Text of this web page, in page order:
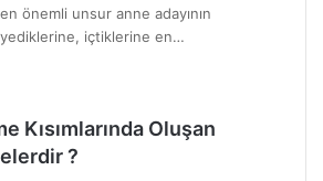
en önemli unsur anne adayının
yediklerine, içtiklerine en…
Kısımlarında Oluşan
?